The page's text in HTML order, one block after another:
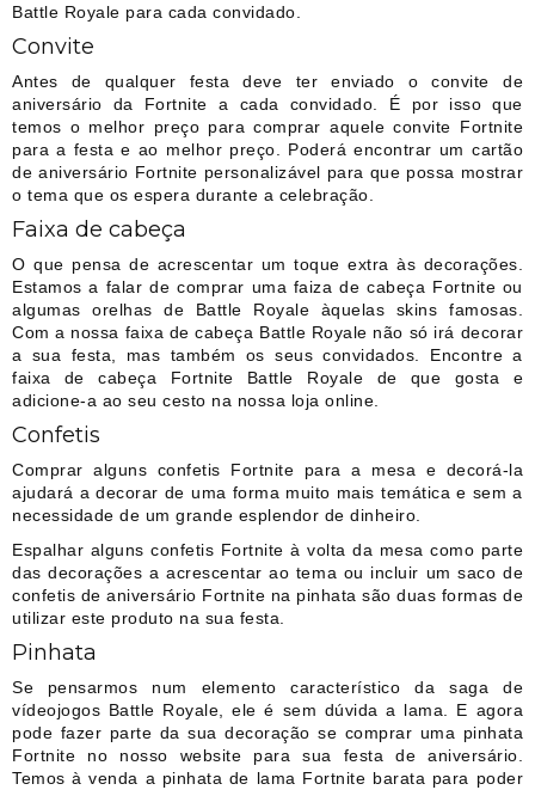
Battle Royale para cada convidado.
Convite
Antes de qualquer festa deve ter enviado o convite de
aniversário da Fortnite a cada convidado. É por isso que
temos o melhor preço para comprar aquele convite Fortnite
para a festa e ao melhor preço. Poderá encontrar um cartão
de aniversário Fortnite personalizável para que possa mostrar
o tema que os espera durante a celebração.
Faixa de cabeça
O que pensa de acrescentar um toque extra às decorações.
Estamos a falar de comprar uma faiza de cabeça Fortnite ou
algumas orelhas de Battle Royale àquelas skins famosas.
Com a nossa faixa de cabeça Battle Royale não só irá decorar
a sua festa, mas também os seus convidados. Encontre a
faixa de cabeça Fortnite Battle Royale de que gosta e
adicione-a ao seu cesto na nossa loja online.
Confetis
Comprar alguns confetis Fortnite para a mesa e decorá-la
ajudará a decorar de uma forma muito mais temática e sem a
necessidade de um grande esplendor de dinheiro.
Espalhar alguns confetis Fortnite à volta da mesa como parte
das decorações a acrescentar ao tema ou incluir um saco de
confetis de aniversário Fortnite na pinhata são duas formas de
utilizar este produto na sua festa.
Pinhata
Se pensarmos num elemento característico da saga de
vídeojogos Battle Royale, ele é sem dúvida a lama. E agora
pode fazer parte da sua decoração se comprar uma pinhata
Fortnite no nosso website para sua festa de aniversário.
Temos à venda a pinhata de lama Fortnite barata para poder